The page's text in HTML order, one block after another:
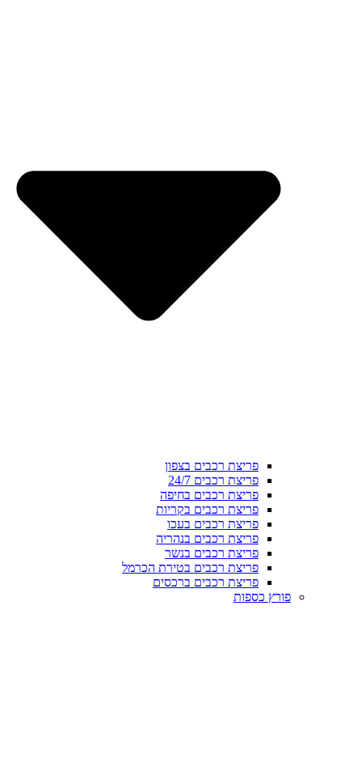
פריצת רכבים בצפון
פריצת רכבים 24/7
פריצת רכבים בחיפה
פריצת רכבים בקריות
פריצת רכבים בעכו
פריצת רכבים בנהריה
פריצת רכבים בנשר
פריצת רכבים בטירת הכרמל
פריצת רכבים ברכסים
פורץ כספות